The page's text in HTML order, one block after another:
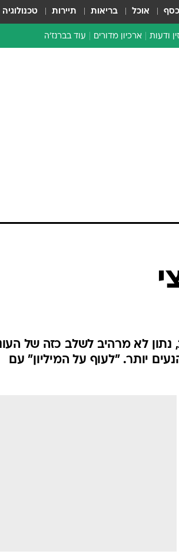
כסף אוכל בריאות תיירות טכנולוגיה
ודעות ארכיון מדורים עוד בברנז'ה
חצי הגמר של "רוקדים עם כוכבים" רושם 22.3%, נתון לא מרהיב לשלב כזה של
ברשת את קו ה-20% מהצד הנעים יותר. "לעוף על המיליון" עם